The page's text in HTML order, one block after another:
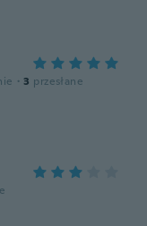
· 3 przesłane